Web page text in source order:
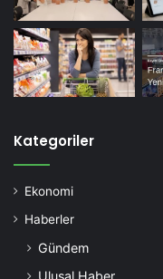
Kategoriler
Ekonomi
Haberler
Gündem
Ulusal Haber